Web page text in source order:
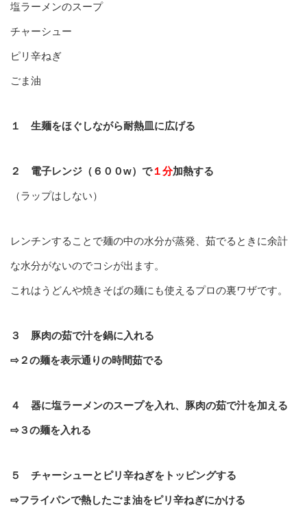
塩ラーメンのスープ
チャーシュー
ピリ辛ねぎ
ごま油
１ 生麺をほぐしながら耐熱皿に広げる
２ 電子レンジ（６００w）で１分加熱する
（ラップはしない）
レンチンすることで麺の中の水分が蒸発、茹でるときに余計
な水分がないのでコシが出ます。
これはうどんや焼きそばの麺にも使えるプロの裏ワザです。
３ 豚肉の茹で汁を鍋に入れる
⇨２の麺を表示通りの時間茹でる
４ 器に塩ラーメンのスープを入れ、豚肉の茹で汁を加える
⇨３の麺を入れる
５ チャーシューとピリ辛ねぎをトッピングする
⇨フライパンで熱したごま油をピリ辛ねぎにかける